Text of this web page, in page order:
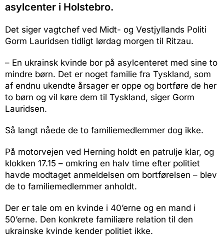
asylcenter i Holstebro.
Det siger vagtchef ved Midt- og Vestjyllands Politi
Gorm Lauridsen tidligt lørdag morgen til Ritzau.
– En ukrainsk kvinde bor på asylcenteret med sine to
mindre børn. Det er noget familie fra Tyskland, som
af endnu ukendte årsager er oppe og bortføre de her
to børn og vil køre dem til Tyskland, siger Gorm
Lauridsen.
Så langt nåede de to familiemedlemmer dog ikke.
På motorvejen ved Herning holdt en patrulje klar, og
klokken 17.15 – omkring en halv time efter politiet
havde modtaget anmeldelsen om bortførelsen – blev
de to familiemedlemmer anholdt.
Der er tale om en kvinde i 40’erne og en mand i
50’erne. Den konkrete familiære relation til den
ukrainske kvinde kender politiet ikke.